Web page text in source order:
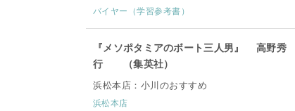
バイヤー（学習参考書）
『メソポタミアのボート三人男』 高野秀
行 （集英社）
浜松本店：小川のおすすめ
浜松本店